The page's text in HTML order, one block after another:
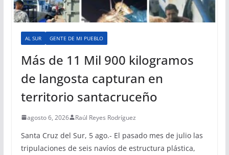
AL SUR GENTE DE MI PUEBLO
Más de 11 Mil 900 kilogramos
de langosta capturan en
territorio santacruceño
agosto 6, 2026 Raúl Reyes Rodríguez
Santa Cruz del Sur, 5 ago.- El pasado mes de julio las
tripulaciones de seis navíos de estructura plástica,